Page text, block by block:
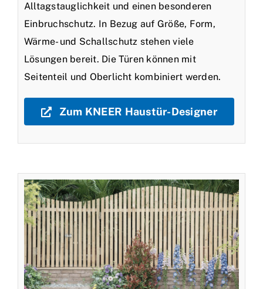
Alltagstauglichkeit und einen besonderen
Einbruchschutz. In Bezug auf Größe, Form,
Wärme- und Schallschutz stehen viele
Lösungen bereit. Die Türen können mit
Seitenteil und Oberlicht kombiniert werden.
Zum KNEER Haustür-Designer